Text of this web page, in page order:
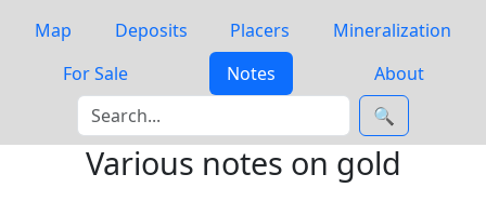
Map Deposits Placers
Mineralization
For Sale
Notes
About
🔍
Various notes on gold